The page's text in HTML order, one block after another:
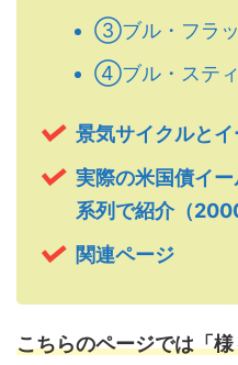
③ブル・フラ
④ブル・ステ
景気サイクルと
実際の米国債イ
系列で紹介（
関連ページ
こちらのページでは「